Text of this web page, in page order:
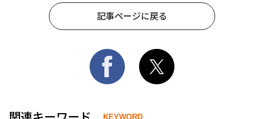
記事ページに戻る
KEYWORD